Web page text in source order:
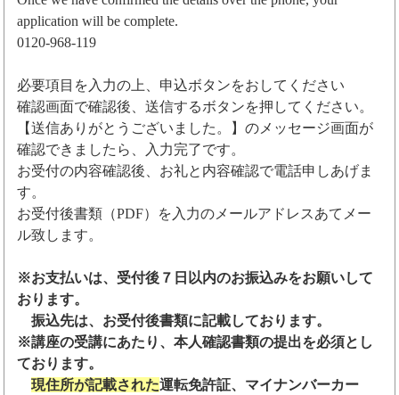
application will be complete.
0120-968-119
必要項目を入力の上、申込ボタンをおしてください
確認画面で確認後、送信するボタンを押してください。
【送信ありがとうございました。】のメッセージ画面が
確認できましたら、入力完了です。
お受付の内容確認後、お礼と内容確認で電話申しあげま
す。
お受付後書類（PDF）を入力のメールアドレスあてメー
ル致します。
※お支払いは、受付後７日以内のお振込みをお願いして
おります。
振込先は、お受付後書類に記載しております。
※講座の受講にあたり、本人確認書類の提出を必須とし
ております。
現住所が記載された運転免許証、マイナンバーカー